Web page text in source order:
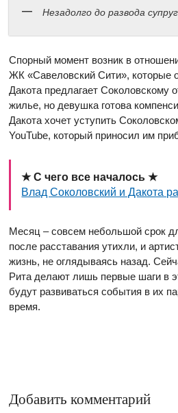
Незадолго до развода
Спорный момент возник в
ЖК «Савеловский Сити», которые
Дакота предлагает Соколовскому
жилье, но девушка готова
Дакота хочет уступить
YouTube, который приносил им
★ С чего все началось ★
Влад Соколовский и Дакота
Месяц – совсем небольшой срок
после расставания утихли, и
жизнь, не оглядываясь назад.
Рита делают лишь первые шаги в
будут развиваться события в их
время.
Добавить комментарий